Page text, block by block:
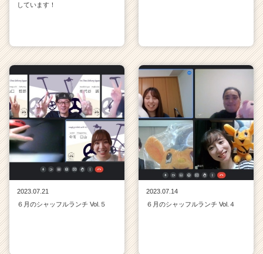
r
C
a
r
e
r）
しています！
2023.07.21
６月のシャッフルランチ Vol.５
2023.07.14
６月のシャッフルランチ Vol.４